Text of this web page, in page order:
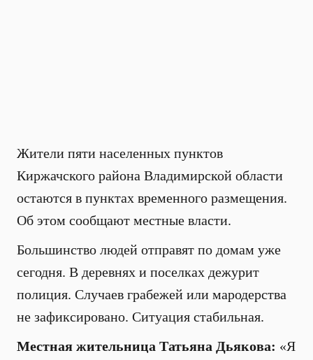
Жители пяти населенных пунктов
Киржачского района Владимирской области
остаются в пунктах временного размещения.
Об этом сообщают местные власти.
Большинство людей отправят по домам уже
сегодня. В деревнях и поселках дежурит
полиция. Случаев грабежей или мародерства
не зафиксировано. Ситуация стабильная.
Местная жительница Татьяна Дьякова: «Я